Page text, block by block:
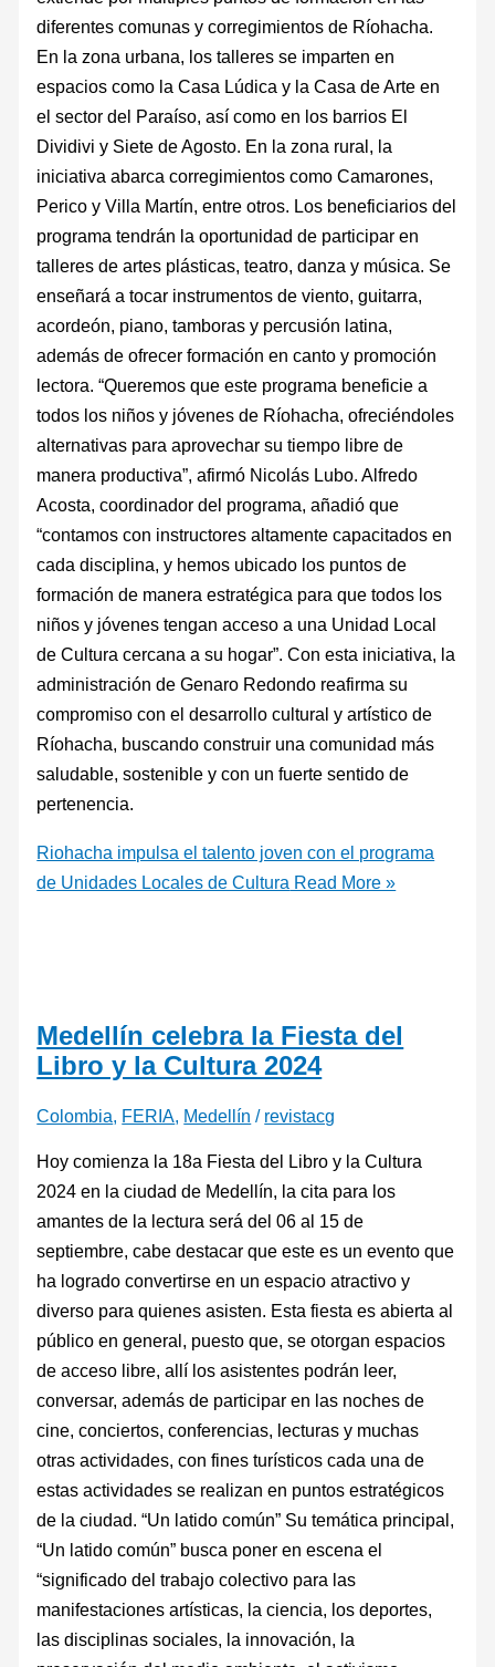
diferentes comunas y corregimientos de Ríohacha.
En la zona urbana, los talleres se imparten en
espacios como la Casa Lúdica y la Casa de Arte en
el sector del Paraíso, así como en los barrios El
Dividivi y Siete de Agosto. En la zona rural, la
iniciativa abarca corregimientos como Camarones,
Perico y Villa Martín, entre otros. Los beneficiarios del
programa tendrán la oportunidad de participar en
talleres de artes plásticas, teatro, danza y música. Se
enseñará a tocar instrumentos de viento, guitarra,
acordeón, piano, tamboras y percusión latina,
además de ofrecer formación en canto y promoción
lectora. “Queremos que este programa beneficie a
todos los niños y jóvenes de Ríohacha, ofreciéndoles
alternativas para aprovechar su tiempo libre de
manera productiva”, afirmó Nicolás Lubo. Alfredo
Acosta, coordinador del programa, añadió que
“contamos con instructores altamente capacitados en
cada disciplina, y hemos ubicado los puntos de
formación de manera estratégica para que todos los
niños y jóvenes tengan acceso a una Unidad Local
de Cultura cercana a su hogar”. Con esta iniciativa, la
administración de Genaro Redondo reafirma su
compromiso con el desarrollo cultural y artístico de
Ríohacha, buscando construir una comunidad más
saludable, sostenible y con un fuerte sentido de
pertenencia.
Riohacha impulsa el talento joven con el programa
de Unidades Locales de Cultura Read More »
Medellín celebra la Fiesta del
Libro y la Cultura 2024
Colombia, FERIA, Medellín / revistacg
Hoy comienza la 18a Fiesta del Libro y la Cultura
2024 en la ciudad de Medellín, la cita para los
amantes de la lectura será del 06 al 15 de
septiembre, cabe destacar que este es un evento que
ha logrado convertirse en un espacio atractivo y
diverso para quienes asisten. Esta fiesta es abierta al
público en general, puesto que, se otorgan espacios
de acceso libre, allí los asistentes podrán leer,
conversar, además de participar en las noches de
cine, conciertos, conferencias, lecturas y muchas
otras actividades, con fines turísticos cada una de
estas actividades se realizan en puntos estratégicos
de la ciudad. “Un latido común” Su temática principal,
“Un latido común” busca poner en escena el
“significado del trabajo colectivo para las
manifestaciones artísticas, la ciencia, los deportes,
las disciplinas sociales, la innovación, la